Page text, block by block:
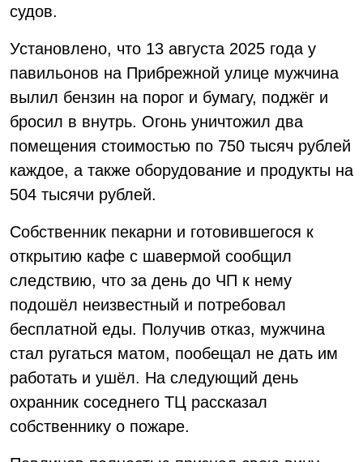
судов.
Установлено, что 13 августа 2025 года у
павильонов на Прибрежной улице мужчина
вылил бензин на порог и бумагу, поджёг и
бросил в внутрь. Огонь уничтожил два
помещения стоимостью по 750 тысяч рублей
каждое, а также оборудование и продукты на
504 тысячи рублей.
Собственник пекарни и готовившегося к
открытию кафе с шавермой сообщил
следствию, что за день до ЧП к нему
подошёл неизвестный и потребовал
бесплатной еды. Получив отказ, мужчина
стал ругаться матом, пообещал не дать им
работать и ушёл. На следующий день
охранник соседнего ТЦ рассказал
собственнику о пожаре.